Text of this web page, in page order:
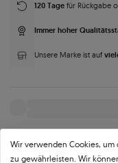
120 Tage für Rückgabe
Immer hoher
Unsere Marke ist auf
Wir verwenden Cookies, um
zu gewährleisten. Wir